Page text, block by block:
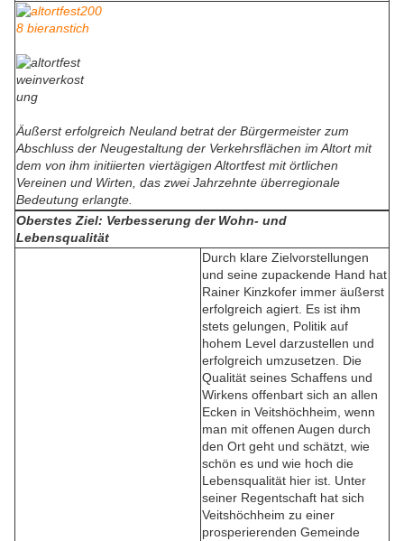
Äußerst erfolgreich Neuland betrat der Bürgermeister zum
Abschluss der Neugestaltung der Verkehrsflächen im Altort mit
dem von ihm initiierten viertägigen Altortfest mit örtlichen
Vereinen und Wirten, das zwei Jahrzehnte überregionale
Bedeutung erlangte.
Oberstes Ziel: Verbesserung der Wohn- und
Lebensqualität
Durch klare Zielvorstellungen
und seine zupackende Hand hat
Rainer Kinzkofer immer äußerst
erfolgreich agiert. Es ist ihm
stets gelungen, Politik auf
hohem Level darzustellen und
erfolgreich umzusetzen. Die
Qualität seines Schaffens und
Wirkens offenbart sich an allen
Ecken in Veitshöchheim, wenn
man mit offenen Augen durch
den Ort geht und schätzt, wie
schön es und wie hoch die
Lebensqualität hier ist. Unter
seiner Regentschaft hat sich
Veitshöchheim zu einer
prosperierenden Gemeinde